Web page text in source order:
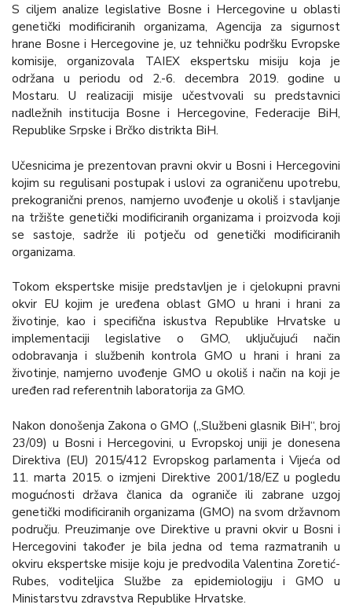
S ciljem analize legislative Bosne i Hercegovine u oblasti
genetički modificiranih organizama, Agencija za sigurnost
hrane Bosne i Hercegovine je, uz tehničku podršku Evropske
komisije, organizovala TAIEX ekspertsku misiju koja je
održana u periodu od 2.-6. decembra 2019. godine u
Mostaru. U realizaciji misije učestvovali su predstavnici
nadležnih institucija Bosne i Hercegovine, Federacije BiH,
Republike Srpske i Brčko distrikta BiH.
Učesnicima je prezentovan pravni okvir u Bosni i Hercegovini
kojim su regulisani postupak i uslovi za ograničenu upotrebu,
prekogranični prenos, namjerno uvođenje u okoliš i stavljanje
na tržište genetički modificiranih organizama i proizvoda koji
se sastoje, sadrže ili potječu od genetički modificiranih
organizama.
Tokom ekspertske misije predstavljen je i cjelokupni pravni
okvir EU kojim je uređena oblast GMO u hrani i hrani za
životinje, kao i specifična iskustva Republike Hrvatske u
implementaciji legislative o GMO, uključujući način
odobravanja i službenih kontrola GMO u hrani i hrani za
životinje, namjerno uvođenje GMO u okoliš i način na koji je
uređen rad referentnih laboratorija za GMO.
Nakon donošenja Zakona o GMO („Službeni glasnik BiH“, broj
23/09) u Bosni i Hercegovini, u Evropskoj uniji je donesena
Direktiva (EU) 2015/412 Evropskog parlamenta i Vijeća od
11. marta 2015. o izmjeni Direktive 2001/18/EZ u pogledu
mogućnosti država članica da ograniče ili zabrane uzgoj
genetički modificiranih organizama (GMO) na svom državnom
području. Preuzimanje ove Direktive u pravni okvir u Bosni i
Hercegovini također je bila jedna od tema razmatranih u
okviru ekspertske misije koju je predvodila Valentina Zoretić-
Rubes, voditeljica Službe za epidemiologiju i GMO u
Ministarstvu zdravstva Republike Hrvatske.